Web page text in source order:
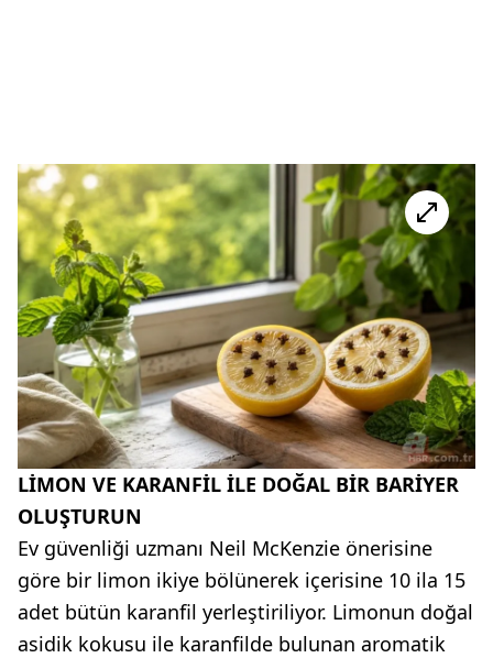
LİMON VE KARANFİL İLE DOĞAL BİR BARİYER
OLUŞTURUN
Ev güvenliği uzmanı Neil McKenzie önerisine
göre bir limon ikiye bölünerek içerisine 10 ila 15
adet bütün karanfil yerleştiriliyor. Limonun doğal
asidik kokusu ile karanfilde bulunan aromatik